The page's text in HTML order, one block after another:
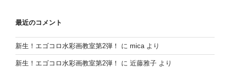
最近のコメント
新生！エゴコロ水彩画教室第2弾！ に mica より
新生！エゴコロ水彩画教室第2弾！ に 近藤雅子 より